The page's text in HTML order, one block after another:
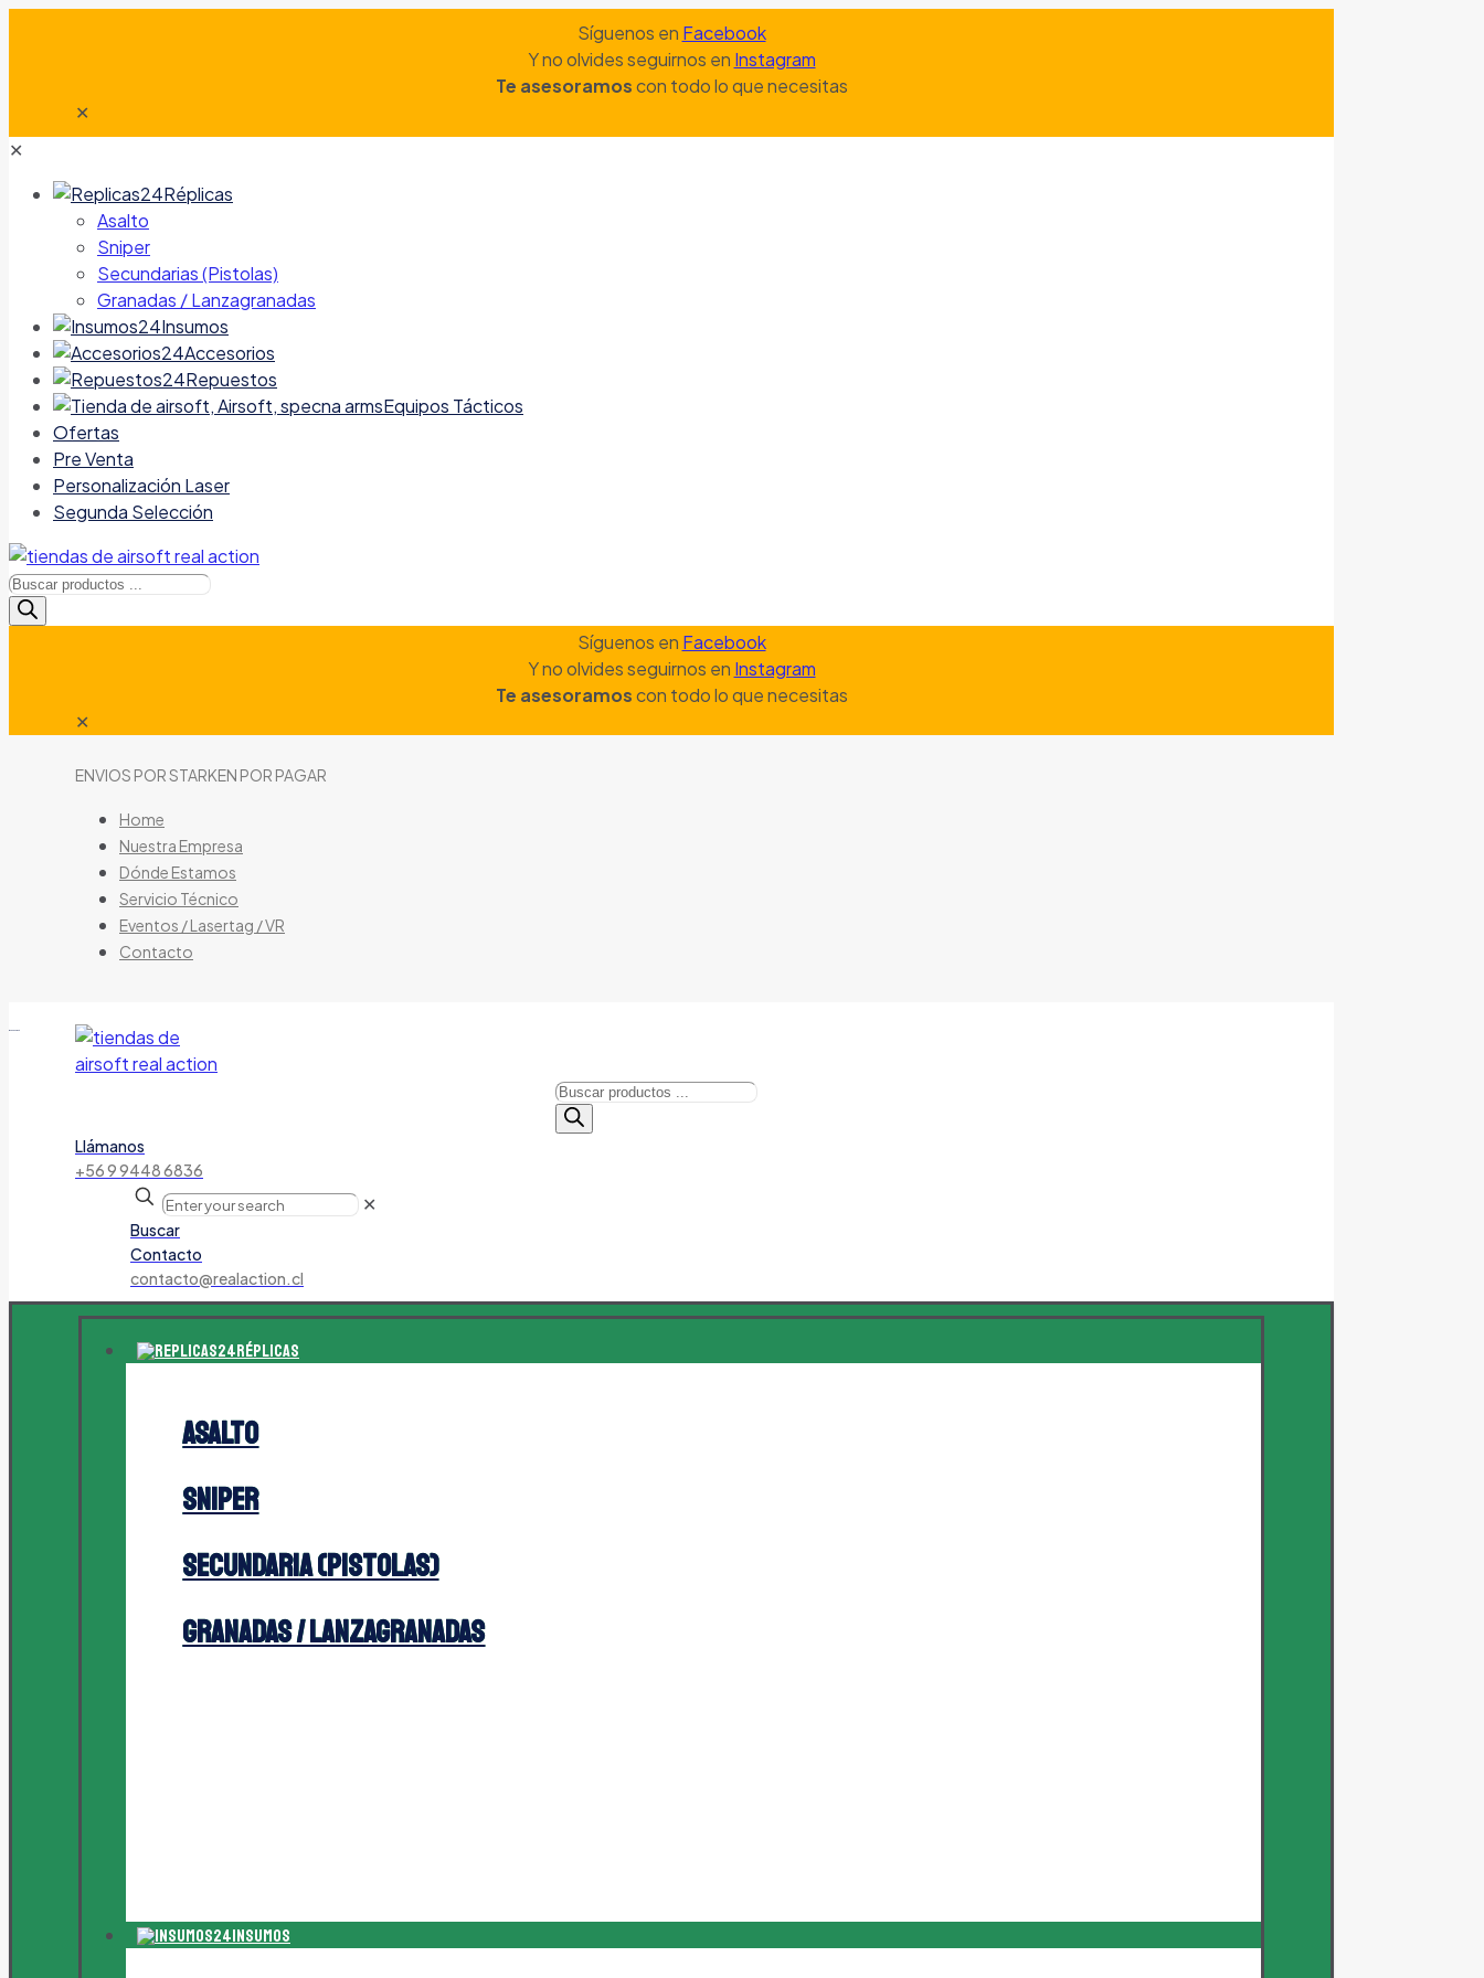
Síguenos en Facebook
Y no olvides seguirnos en Instagram
Te asesoramoscon todo lo que necesitas
✕
✕
Réplicas
Asalto
Sniper
Secundarias (Pistolas)
Granadas / Lanzagranadas
Insumos
Accesorios
Repuestos
Equipos Tácticos
Ofertas
Pre Venta
Personalización Laser
Segunda Selección
Búsqueda
de
Síguenos en Facebook
Y no olvides seguirnos en Instagram
Te asesoramoscon todo lo que necesitas
✕
ENVIOS POR STARKEN POR PAGAR
Home
Nuestra Empresa
Dónde Estamos
Servicio Técnico
Eventos / Lasertag / VR
Contacto
Búsqueda
de
productos
Llámanos
+56 9 9448 6836
✕
Buscar
Contacto
contacto@realaction.cl
Réplicas
Asalto
Sniper
Secundaria (Pistolas)
Granadas / Lanzagranadas
Insumos